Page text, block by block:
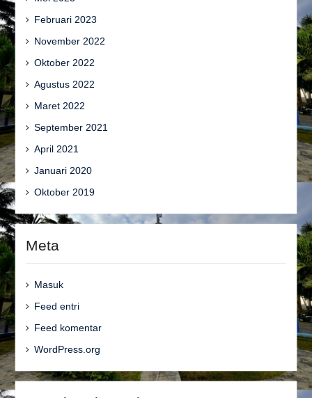
Februari 2023
November 2022
Oktober 2022
Agustus 2022
Maret 2022
September 2021
April 2021
Januari 2020
Oktober 2019
Meta
Masuk
Feed entri
Feed komentar
WordPress.org